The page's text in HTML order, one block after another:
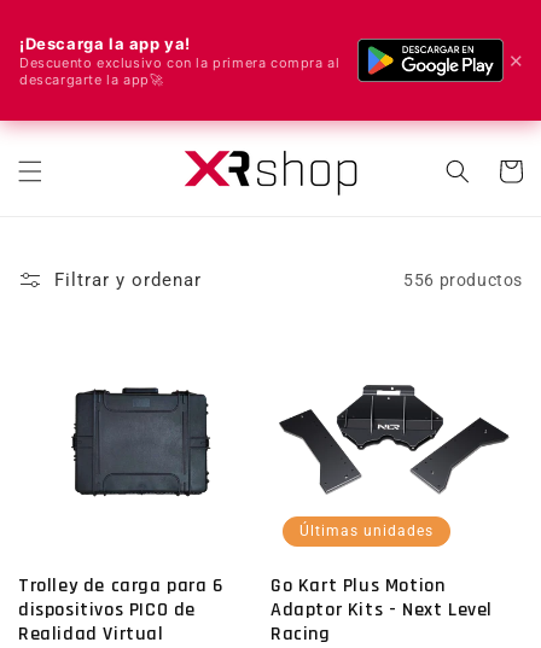
¡Descarga la app ya!
Descuento exclusivo con la primera compra al
descargarte la app🚀
✕
🌍 ¡Enviamos a todo el mundo! 🚀📦
Carrito
Filtrar y ordenar 556 productos
Trolley de carga para 6
dispositivos PICO de
Realidad Virtual
Últimas unidades
Go Kart Plus Motion
Adaptor Kits - Next Level
Racing